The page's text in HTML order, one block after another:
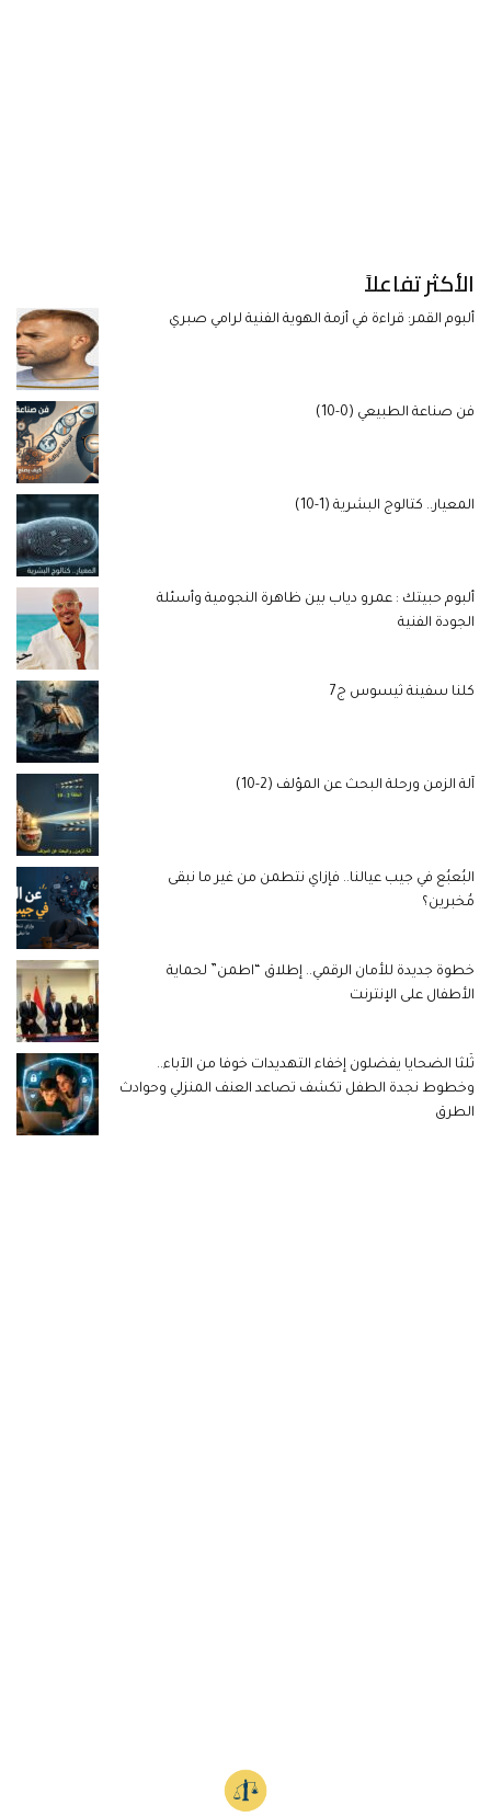
الأكثر تفاعلاً
ألبوم القمر: قراءة في أزمة الهوية الفنية لرامي صبري
فن صناعة الطبيعي (0-10)
المعيار.. كتالوج البشرية (1-10)
ألبوم حبيتك : عمرو دياب بين ظاهرة النجومية وأسئلة
الجودة الفنية
كلنا سفينة ثيسوس ج7
آلة الزمن ورحلة البحث عن المؤلف (2-10)
البُعبُع في جيب عيالنا.. فإزاي نتطمن من غير ما نبقى
مُخبرين؟
خطوة جديدة للأمان الرقمي.. إطلاق “اطمن” لحماية
الأطفال على الإنترنت
ثُلثا الضحايا يفضلون إخفاء التهديدات خوفا من الآباء..
وخطوط نجدة الطفل تكشف تصاعد العنف المنزلي وحوادث
الطرق